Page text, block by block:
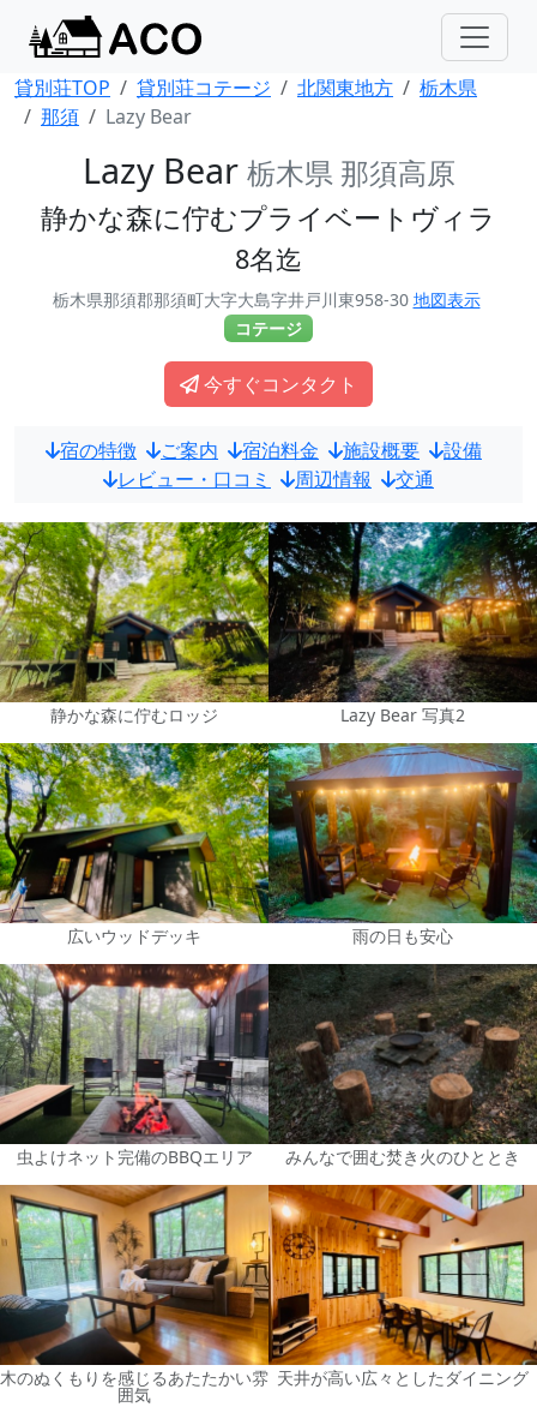
貸別荘TOP 貸別荘コテージ 北関東地方
栃木県
那須
Lazy Bear
Lazy Bear 栃木県 那須高原
静かな森に佇むプライベートヴィラ
8名迄
栃木県那須郡那須町大字大島字井戸川東958-30 地図表示
コテージ
今すぐコンタクト
宿の特徴 ご案内 宿泊料金 施設概要
設備
レビュー・口コミ
周辺情報 交通
静かな森に佇むロッジ Lazy Bear 写真2
広いウッドデッキ 雨の日も安心
虫よけネット完備のBBQエリア みんなで囲む焚き火のひととき
木のぬくもりを感じるあたたかい雰
囲気
天井が高い広々としたダイニング